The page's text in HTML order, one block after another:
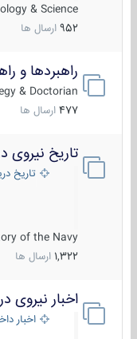
& Science
952 ارسال ها
راهبردها و
& Doctorian
477 ارسال ها
تاریخ نیروی
تاریخ
of the Navy
1,322 ارسال ها
اخبار نیروی
اخبار